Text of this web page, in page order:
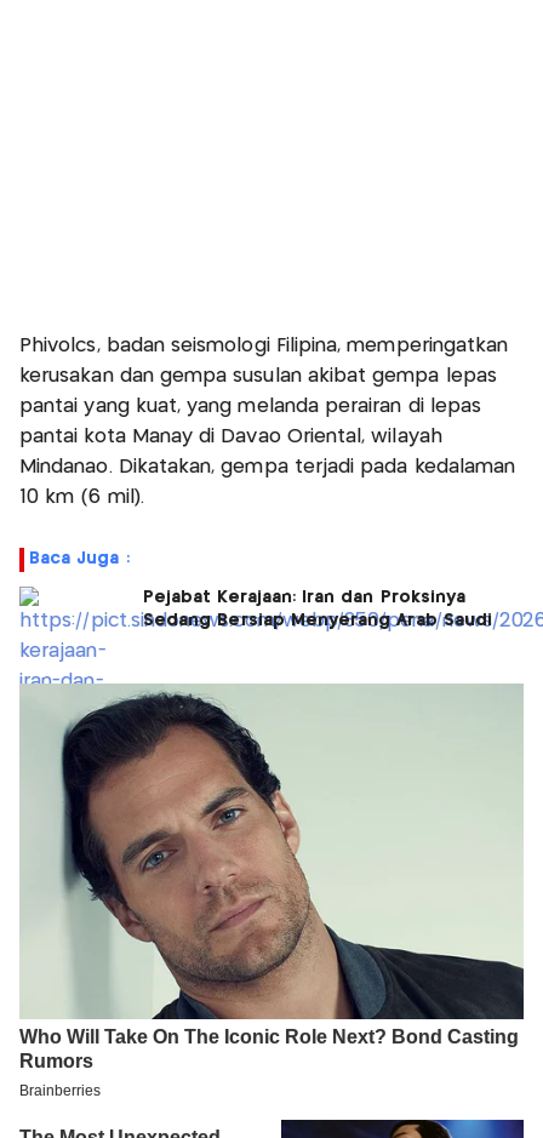
Phivolcs, badan seismologi Filipina, memperingatkan
kerusakan dan gempa susulan akibat gempa lepas
pantai yang kuat, yang melanda perairan di lepas
pantai kota Manay di Davao Oriental, wilayah
Mindanao. Dikatakan, gempa terjadi pada kedalaman
10 km (6 mil).
Baca Juga :
Pejabat Kerajaan: Iran dan Proksinya
Sedang Bersiap Menyerang Arab Saudi